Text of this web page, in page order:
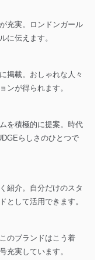
ンペーン等の広告
のため
応、トラブル対
ー教育など応対品
る利用目的達成の
ては保有個人デ
ます。
提携企業）様又は
すようお願い致し
理し､あらかじめ
供することはあり
充実。ロンドンガール
に伝えます。
掲載。おしゃれな人々
ンが得られます。
を積極的に提案。時代
らしさのひとつで
紹介。自分だけのスタ
として活用できます。
のブランドはこう着
充実しています。